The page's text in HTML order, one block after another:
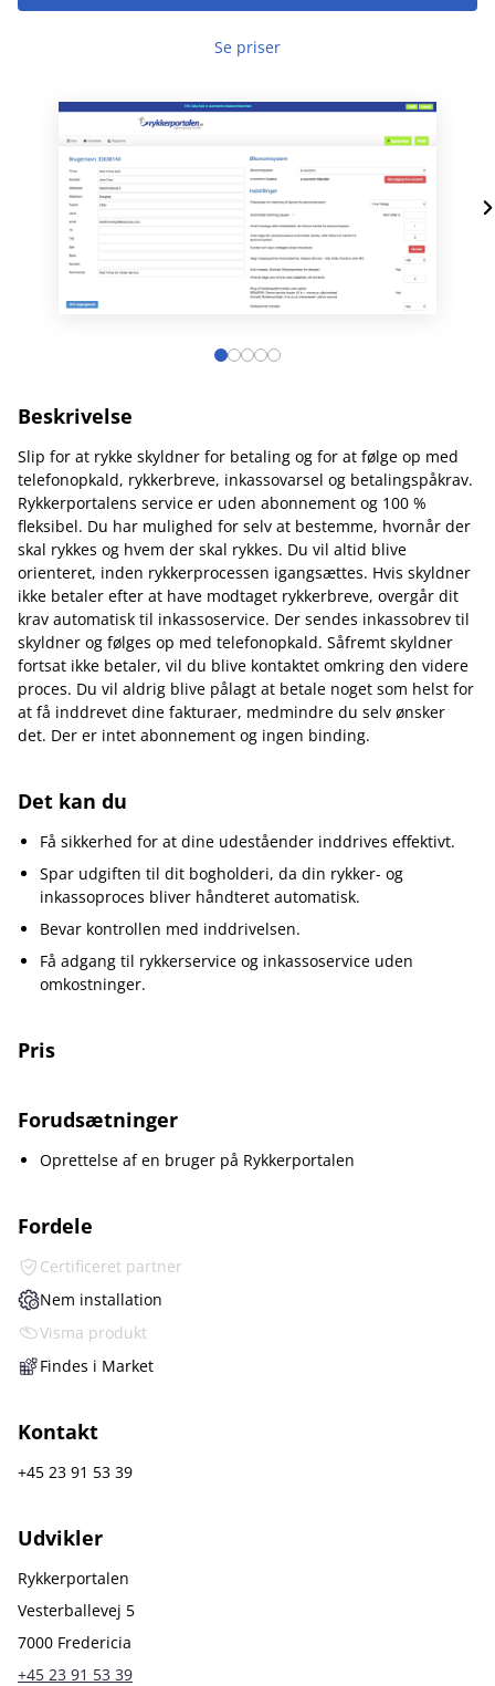
Se priser
Beskrivelse
Slip for at rykke skyldner for betaling og for at følge op med
telefonopkald, rykkerbreve, inkassovarsel og betalingspåkrav.
Rykkerportalens service er uden abonnement og 100 %
fleksibel. Du har mulighed for selv at bestemme, hvornår der
skal rykkes og hvem der skal rykkes. Du vil altid blive
orienteret, inden rykkerprocessen igangsættes. Hvis skyldner
ikke betaler efter at have modtaget rykkerbreve, overgår dit
krav automatisk til inkassoservice. Der sendes inkassobrev til
skyldner og følges op med telefonopkald. Såfremt skyldner
fortsat ikke betaler, vil du blive kontaktet omkring den videre
proces. Du vil aldrig blive pålagt at betale noget som helst for
at få inddrevet dine fakturaer, medmindre du selv ønsker
det. Der er intet abonnement og ingen binding.
Det kan du
Få sikkerhed for at dine udeståender inddrives effektivt.
Spar udgiften til dit bogholderi, da din rykker- og
inkassoproces bliver håndteret automatisk.
Bevar kontrollen med inddrivelsen.
Få adgang til rykkerservice og inkassoservice uden
omkostninger.
Pris
Forudsætninger
Oprettelse af en bruger på Rykkerportalen
Fordele
Certificeret partner
Nem installation
Visma produkt
Findes i Market
Kontakt
+45 23 91 53 39
Udvikler
Rykkerportalen
Vesterballevej 5
7000 Fredericia
+45 23 91 53 39